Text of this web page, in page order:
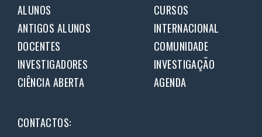
ALUNOS
CURSOS
ANTIGOS ALUNOS
INTERNACIONAL
DOCENTES
COMUNIDADE
INVESTIGADORES
INVESTIGAÇÃO
CIÊNCIA ABERTA
AGENDA
CONTACTOS: